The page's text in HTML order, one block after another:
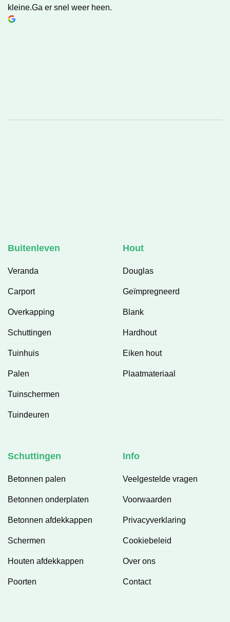
kleine.Ga er snel weer heen.
Buitenleven
Veranda
Carport
Overkapping
Schuttingen
Tuinhuis
Palen
Tuinschermen
Tuindeuren
Hout
Douglas
Geïmpregneerd
Blank
Hardhout
Eiken hout
Plaatmateriaal
Schuttingen
Betonnen palen
Betonnen onderplaten
Betonnen afdekkappen
Schermen
Houten afdekkappen
Poorten
Info
Veelgestelde vragen
Voorwaarden
Privacyverklaring
Cookiebeleid
Over ons
Contact